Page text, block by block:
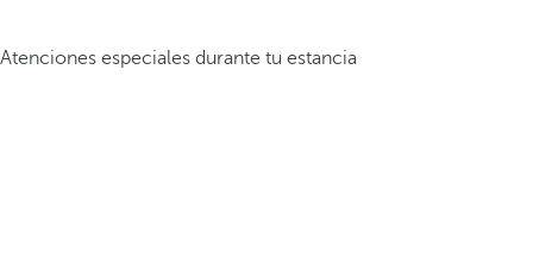
Atenciones especiales durante tu estancia